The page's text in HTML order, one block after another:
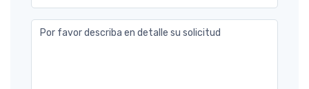
Por favor describa en detalle su solicitud